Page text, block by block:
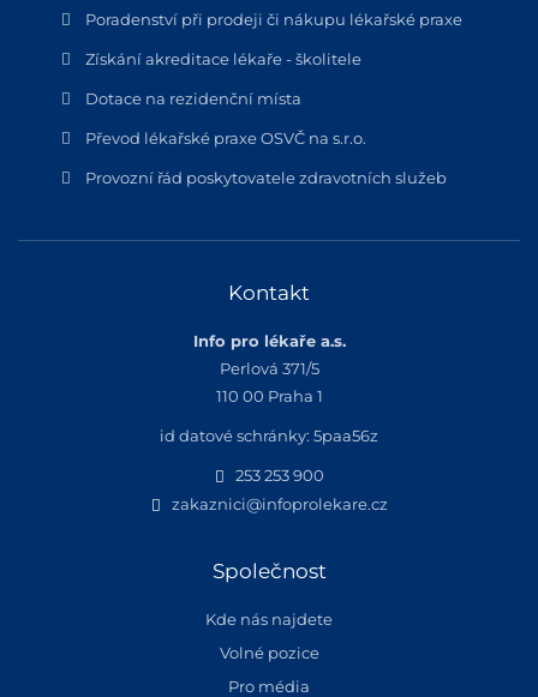
Poradenství při prodeji či nákupu lékařské praxe
Získání akreditace lékaře - školitele
Dotace na rezidenční místa
Převod lékařské praxe OSVČ na s.r.o.
Provozní řád poskytovatele zdravotních služeb
Kontakt
Info pro lékaře a.s.
Perlová 371/5
110 00 Praha 1
id datové schránky: 5paa56z
253 253 900
zakaznici@infoprolekare.cz
Společnost
Kde nás najdete
Volné pozice
Pro média